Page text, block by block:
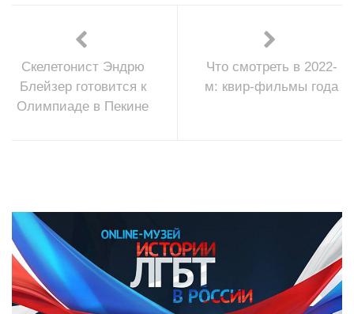
Скелетонист Эндрю
Блейзер готовится к
Олимпиаде в Пекине
Что смотреть в 2022-
м: квир-фильмы года